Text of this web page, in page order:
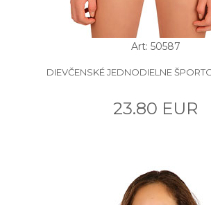
Art: 50587
DIEVČENSKÉ JEDNODIELNE
23.80 EUR